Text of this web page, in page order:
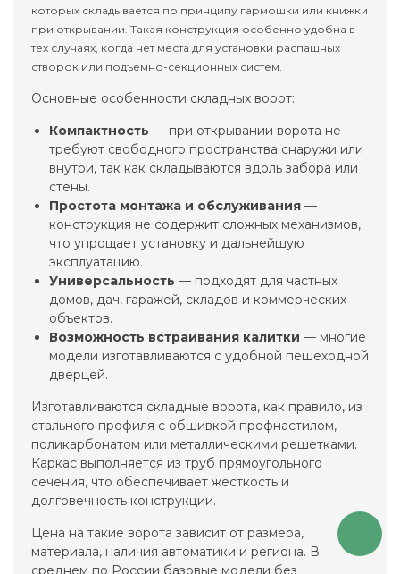
которых складывается по принципу гармошки или книжки
при открывании. Такая конструкция особенно удобна в
тех случаях, когда нет места для установки распашных
створок или подъемно-секционных систем.
Основные особенности складных ворот:
Компактность — при открывании ворота не
требуют свободного пространства снаружи или
внутри, так как складываются вдоль забора или
стены.
Простота монтажа и обслуживания —
конструкция не содержит сложных механизмов,
что упрощает установку и дальнейшую
эксплуатацию.
Универсальность — подходят для частных
домов, дач, гаражей, складов и коммерческих
объектов.
Возможность встраивания калитки — многие
модели изготавливаются с удобной пешеходной
дверцей.
Изготавливаются складные ворота, как правило, из
стального профиля с обшивкой профнастилом,
поликарбонатом или металлическими решетками.
Каркас выполняется из труб прямоугольного
сечения, что обеспечивает жесткость и
долговечность конструкции.
Цена на такие ворота зависит от размера,
материала, наличия автоматики и региона. В
среднем по России базовые модели без